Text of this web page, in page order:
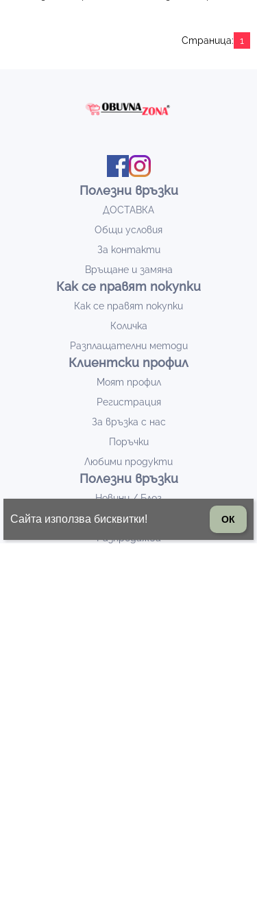
Страница: 1
Полезни връзки
ДОСТАВКА
Общи условия
За контакти
Връщане и замяна
Как се правят покупки
Как се правят покупки
Количка
Разплащателни методи
Клиентски профил
Моят профил
Регистрация
За връзка с нас
Поръчки
Любими продукти
Полезни връзки
Новини / Блог
Евтини маратонки
Разпродажба
Сайта използва бисквитки! ОК